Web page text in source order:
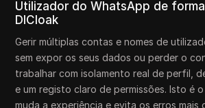
Utilizador do WhatsApp de
DICloak
Gerir múltiplas contas e nomes de
sem expor os seus dados ou perder o
trabalhar com isolamento real de perfil,
e um registo claro de permissões. Isto é
muda a experiência e evita os erros mais